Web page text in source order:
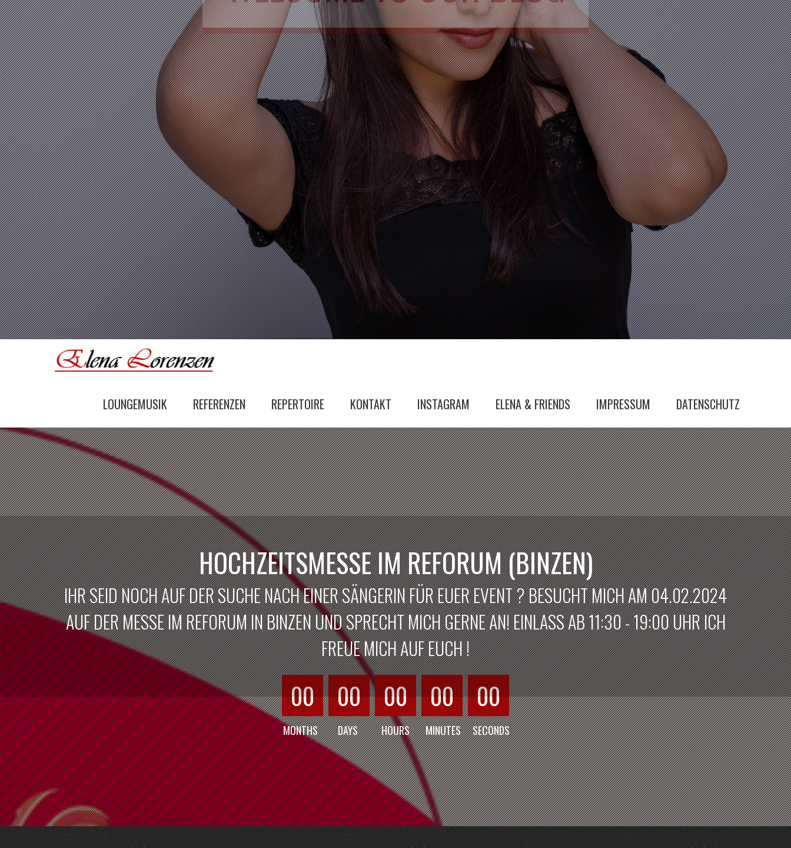
LOUNGEMUSIK REFERENZEN REPERTOIRE KONTAKT INSTAGRAM ELENA & FRIENDS IMPRESSUM DATENSCHUTZ
HOCHZEITSMESSE IM REFORUM (BINZEN)
IHR SEID NOCH AUF DER SUCHE NACH EINER SÄNGERIN FÜR EUER EVENT ? BESUCHT MICH AM 04.02.2024
AUF DER MESSE IM REFORUM IN BINZEN UND SPRECHT MICH GERNE AN! EINLASS AB 11:30 - 19:00 UHR ICH
FREUE MICH AUF EUCH !
00 00 00 00 00
MONTHS DAYS HOURS MINUTES SECONDS